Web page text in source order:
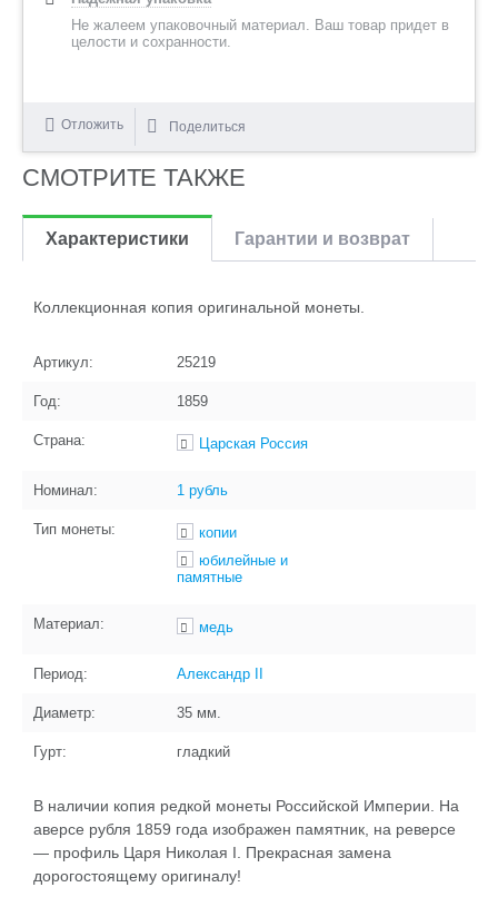
Не жалеем упаковочный материал. Ваш товар придет в
целости и сохранности.
Отложить Поделиться
СМОТРИТЕ ТАКЖЕ
Характеристики Гарантии и возврат
Коллекционная копия оригинальной монеты.
Артикул: 25219
Год: 1859
Страна: Царская Россия
Номинал: 1 рубль
Тип монеты:
копии
юбилейные и
памятные
Материал: медь
Период: Александр II
Диаметр: 35 мм.
Гурт: гладкий
В наличии копия редкой монеты Российской Империи. На
аверсе рубля 1859 года изображен памятник, на реверсе
— профиль Царя Николая I. Прекрасная замена
дорогостоящему оригиналу!